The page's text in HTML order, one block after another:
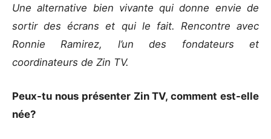
Une alternative bien vivante qui donne envie de
sortir des écrans et qui le fait. Rencontre avec
Ronnie Ramirez, l’un des fondateurs et
coordinateurs de Zin TV.
Peux-tu nous présenter Zin TV, comment est-elle
née?